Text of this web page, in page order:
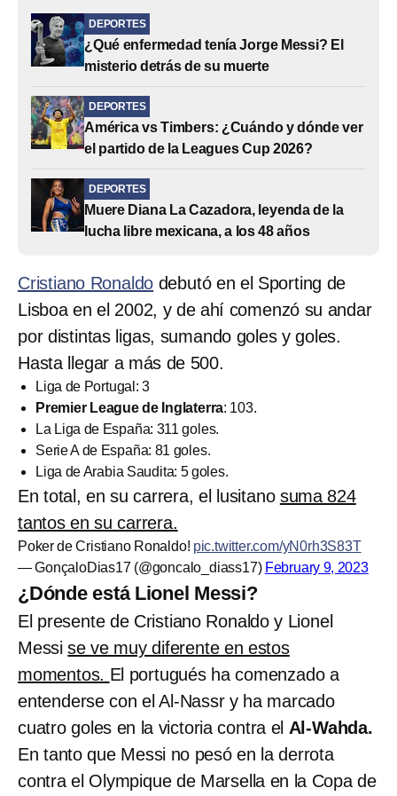
DEPORTES
¿Qué enfermedad tenía Jorge Messi? El
misterio detrás de su muerte
DEPORTES
América vs Timbers: ¿Cuándo y dónde ver
el partido de la Leagues Cup 2026?
DEPORTES
Muere Diana La Cazadora, leyenda de la
lucha libre mexicana, a los 48 años
Cristiano Ronaldo debutó en el Sporting de
Lisboa en el 2002, y de ahí comenzó su andar
por distintas ligas, sumando goles y goles.
Hasta llegar a más de 500.
Liga de Portugal: 3
Premier League de Inglaterra: 103.
La Liga de España: 311 goles.
Serie A de España: 81 goles.
Liga de Arabia Saudita: 5 goles.
En total, en su carrera, el lusitano suma 824
tantos en su carrera.
Poker de Cristiano Ronaldo! pic.twitter.com/yN0rh3S83T
— GonçaloDias17 (@goncalo_diass17) February 9, 2023
¿Dónde está Lionel Messi?
El presente de Cristiano Ronaldo y Lionel
Messise ve muy diferente en estos
momentos. El portugués ha comenzado a
entenderse con el Al-Nassr y ha marcado
cuatro goles en la victoria contra el Al-Wahda.
En tanto que Messi no pesó en la derrota
contra el Olympique de Marsella en la Copa de